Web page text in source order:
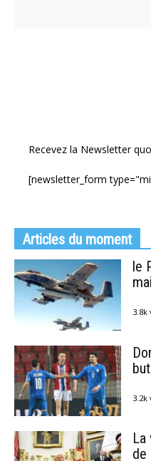
Recevez la Newsletter
[newsletter_form
Articles du moment
le
3.8k
3.2k
La
de